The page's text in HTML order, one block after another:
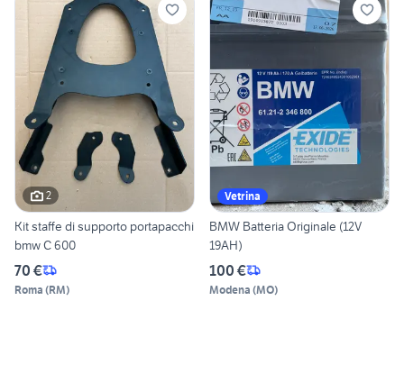
2
Kit staffe di supporto portapacchi
bmw C 600
70 €
Roma (RM)
Vetrina
BMW Batteria Originale (12V
19AH)
100 €
Modena (MO)